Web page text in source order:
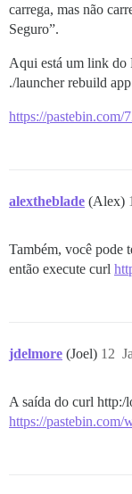
carrega, mas não
Seguro”.
Aqui está um link do
./launcher rebuild
https://pastebin.com/
alextheblade (Alex)
Também, você pode
então execute curl
jdelmore (Joel) 12
A saída do curl http:/
https://pastebin.com/